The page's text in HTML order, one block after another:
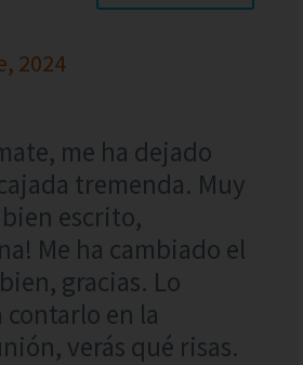
2024
me ha dejado
tremenda. Muy
escrito,
Me ha cambiado el
gracias. Lo
en la
verás qué risas.